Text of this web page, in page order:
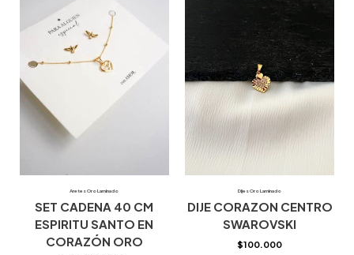
Aretes Oro Laminado
SET CADENA 40 CM
ESPIRITU SANTO EN
CORAZÓN ORO
Dijes Oro Laminado
DIJE CORAZON CENTRO
SWAROVSKI
$100.000